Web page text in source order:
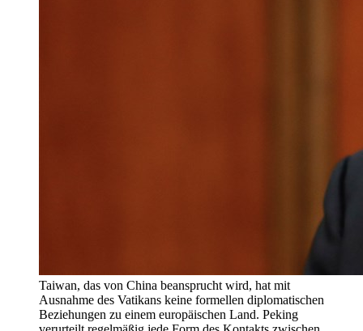
Taiwan, das von China beansprucht wird, hat mit
Ausnahme des Vatikans keine formellen diplomatischen
Beziehungen zu einem europäischen Land. Peking